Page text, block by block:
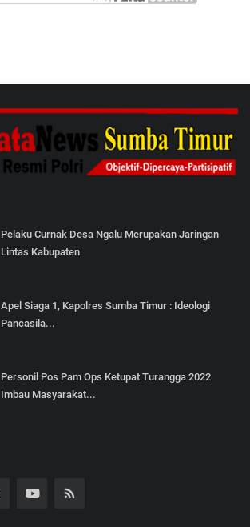
Pelaku Curnak Desa Ngalu Merupakan Jaringan
Lintas Kabupaten
Apel Siaga 1, Kapolres Sumba Timur : Ideologi
Pancasila...
Personil Pos Pam Ops Ketupat Turangga 2022
Imbau Masyarakat...